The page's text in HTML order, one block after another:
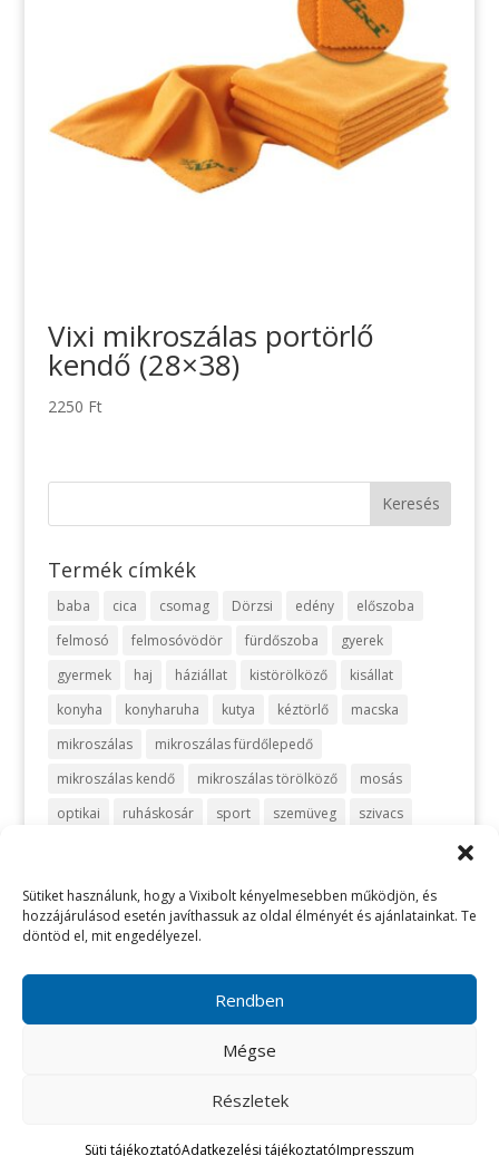
Sütiket használunk, hogy a Vixibolt kényelmesebben működjön, és
hozzájárulásod esetén javíthassuk az oldal élményét és ajánlatainkat. Te
döntöd el, mit engedélyezel.
Rendben
Mégse
Részletek
Süti tájékoztatóAdatkezelési tájékoztatóImpresszum
Vixi mikroszálas portörlő
kendő (28×38)
2250 Ft
Termék címkék
baba cica csomag Dörzsi edény
előszoba
felmosó
felmosóvödör fürdőszoba
gyerek
gyermek
haj háziállat kistörölköző
kisállat
konyha
konyharuha kutya kéztörlő
macska
mikroszálas
mikroszálas fürdőlepedő
mikroszálas kendő
mikroszálas törölköző
mosás
optikai
ruháskosár sport szemüveg
szivacs
vegyszermentes takarítás
vixi vödör zafir zöld